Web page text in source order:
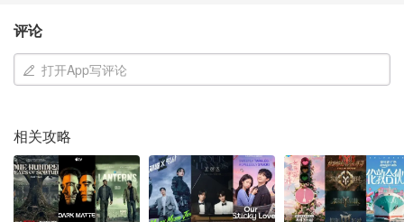
氏度。
下周，多伦多可能会出现冻雨和飘雪。
来源：
weather
评论
打开App写评论
相关攻略